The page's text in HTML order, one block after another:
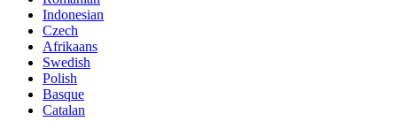
Indonesian
Czech
Afrikaans
Swedish
Polish
Basque
Catalan